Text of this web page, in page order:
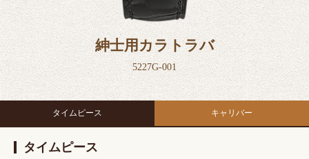
紳士用カラトラバ
5227G-001
タイムピース キャリバー
タイムピース